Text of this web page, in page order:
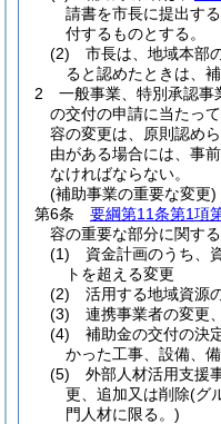
請書を市長に提出する
付するものとする。
(2)
市長は、地域本部
ると認めたときは、
2
一般事業、特別承認事
の交付の申請に当たっ
容の変更は、原則認めら
由がある場合には、事
なければならない。
(補助事業の重要な変更)
第6条
要綱第11条第1項
容の重要な部分に関す
(1)
資金計画のうち、
トを超える変更
(2)
活用する地域資源
(3)
連携事業者の変更
(4)
補助金の交付の決
かった工事、設備、
(5)
外部人材活用支援
更、追加又は削除(グ
門人材に限る。)